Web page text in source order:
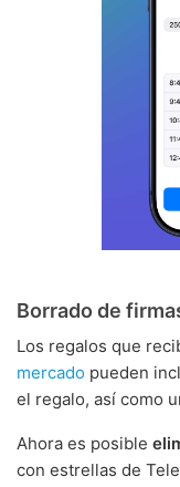
Borrado de
Los regalos que
mercado pueden
el regalo, así como
Ahora es posible
con estrellas de